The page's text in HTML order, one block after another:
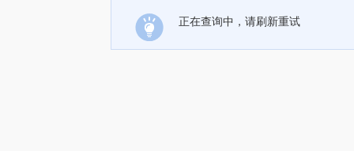
正在查询中，请刷新重试